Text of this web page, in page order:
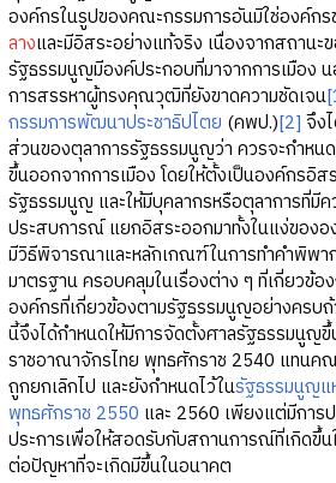
องค์กรในรูปของคณะกรรมการอันมิใช่องค์ก
ลางและมีอิสระอย่างแท้จริง เนื่องจากสถานะ
รัฐธรรมนูญมีองค์ประกอบที่มาจากการเมือง
การสรรหาผู้ทรงคุณวุฒิที่ยังขาดความชัดเจน
กรรมการพัฒนาประชาธิปไตย (คพป.)[2] จึง
ส่วนของตุลาการรัฐธรรมนูญว่า ควรจะกำหน
ขึ้นออกจากการเมือง โดยให้ตั้งเป็นองค์กรอิ
รัฐธรรมนูญ และให้มีบุคลากรหรือตุลาการที่มี
ประสบการณ์ แยกอิสระออกมาทั้งในแง่ของอ
มีวิธีพิจารณาและหลักเกณฑ์ในการทำคำพิพา
มาตรฐาน ครอบคลุมในเรื่องต่าง ๆ ที่เกี่ยวข้
องค์กรที่เกี่ยวข้องตามรัฐธรรมนูญอย่างครบ
นี้จึงได้กำหนดให้มีการจัดตั้งศาลรัฐธรรมนูญ
ราชอาณาจักรไทย พุทธศักราช 2540 แทนค
ถูกยกเลิกไป และยังกำหนดไว้ในรัฐธรรมนูญแ
พุทธศักราช 2550 และ 2560 เพียงแต่มีการ
ประการเพื่อให้สอดรับกับสถานการณ์ที่เกิดขึ้
ต่อปัญหาที่จะเกิดมีขึ้นในอนาคต